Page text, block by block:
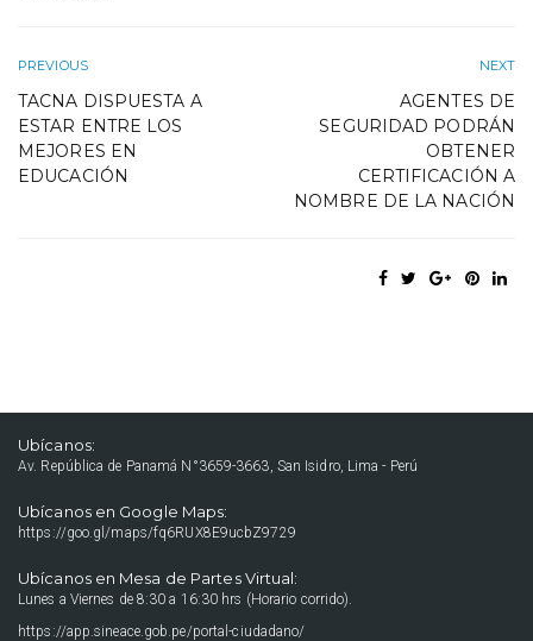
PREVIOUS
TACNA DISPUESTA A
ESTAR ENTRE LOS
MEJORES EN
EDUCACIÓN
NEXT
AGENTES DE
SEGURIDAD PODRÁN
OBTENER
CERTIFICACIÓN A
NOMBRE DE LA NACIÓN
Ubícanos:
Av. República de Panamá N°3659-3663, San Isidro, Lima - Perú
Ubícanos en Google Maps:
https://goo.gl/maps/fq6RUX8E9ucbZ9729
Ubícanos en Mesa de Partes Virtual:
Lunes a Viernes de 8:30 a 16:30 hrs (Horario corrido).
https://app.sineace.gob.pe/portal-ciudadano/